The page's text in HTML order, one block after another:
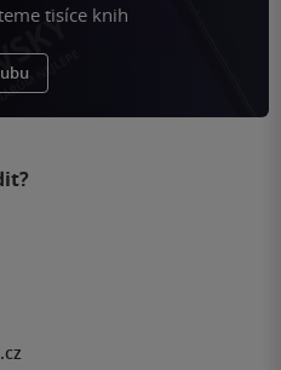
tisíce knih